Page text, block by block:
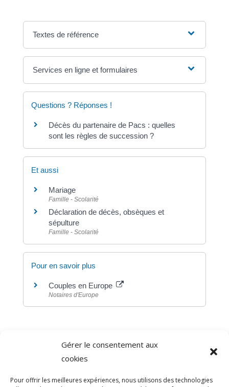
Gérer le consentement aux
cookies
Pour offrir les meilleures expériences, nous utilisons des technologies
Textes de référence
Services en ligne et formulaires
Questions ? Réponses !
Décès du partenaire de Pacs : quelles
sont les règles de succession ?
Et aussi
Mariage
Famille - Scolarité
Déclaration de décès, obsèques et
sépulture
Famille - Scolarité
Pour en savoir plus
Couples en Europe
Notaires d'Europe
Direction de l'information légale et administrative
comarquage developpé par